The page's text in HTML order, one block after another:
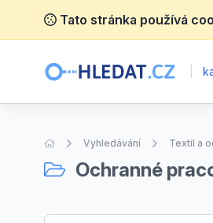
Tato stránka používá
Úvodní stránka
Vyhledávání Textil a
Ochranné